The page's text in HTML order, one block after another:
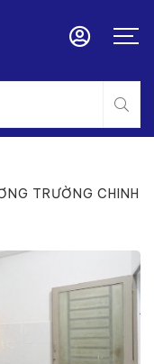
TRƯỜNG CHINH